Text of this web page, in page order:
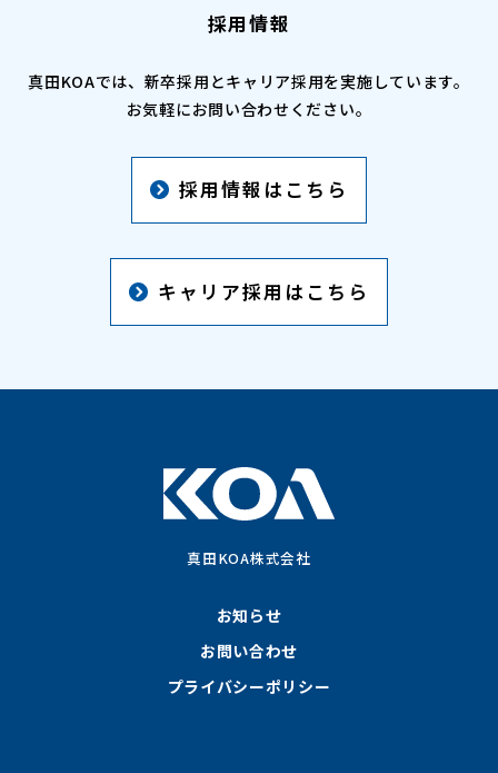
採用情報
真田KOAでは、新卒採用とキャリア採用を実施しています。
お気軽にお問い合わせください。
採用情報はこちら
キャリア採用はこちら
真田KOA株式会社
お知らせ
お問い合わせ
プライバシーポリシー